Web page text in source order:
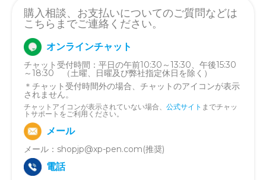
購入相談、お支払いについてのご質問などは
こちらまでご連絡ください。
オンラインチャット
チャット受付時間：平日の午前10:30～13:30、午後15:30
～18:30 （土曜、日曜及び弊社指定休日を除く）
＊チャット受付時間外の場合、チャットのアイコンが表示
されません。
チャットアイコンが表示されていない場合、 公式サイト までチャッ
トサポートをご利用ください。
メール
メール： shopjp@xp-pen.com(推奨)
電話